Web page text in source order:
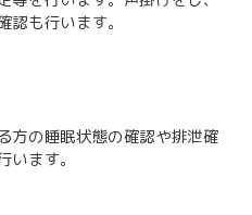
も行います。
方の睡眠状態の確認や排泄確
ます。